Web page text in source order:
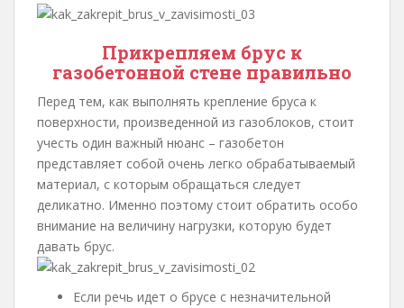
Прикрепляем брус к
газобетонной стене правильно
Перед тем, как выполнять крепление бруса к
поверхности, произведенной из газоблоков, стоит
учесть один важный нюанс – газобетон
представляет собой очень легко обрабатываемый
материал, с которым обращаться следует
деликатно. Именно поэтому стоит обратить особо
внимание на величину нагрузки, которую будет
давать брус.
Если речь идет о брусе с незначительной